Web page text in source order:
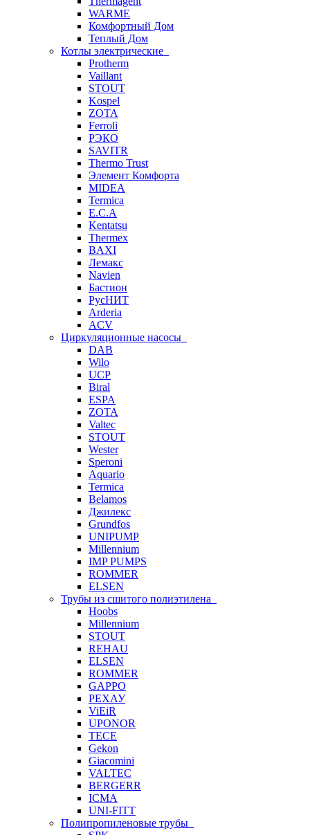
WARME
Комфортный Дом
Теплый Дом
Котлы электрические
Protherm
Vaillant
STOUT
Kospel
ZOTA
Ferroli
РЭКО
SAVITR
Thermo Trust
Элемент Комфорта
MIDEA
Termica
E.C.A
Kentatsu
Thermex
BAXI
Лемакс
Navien
Бастион
РусНИТ
Arderia
ACV
Циркуляционные насосы
DAB
Wilo
UCP
Biral
ESPA
ZOTA
Valtec
STOUT
Wester
Speroni
Aquario
Termica
Belamos
Джилекс
Grundfos
UNIPUMP
Millennium
IMP PUMPS
ROMMER
ELSEN
Трубы из сшитого полиэтилена
Hoobs
Millennium
STOUT
REHAU
ELSEN
ROMMER
GAPPO
РЕХАУ
ViEiR
UPONOR
TECE
Gekon
Giacomini
VALTEC
BERGERR
ICMA
UNI-FITT
Полипропиленовые трубы